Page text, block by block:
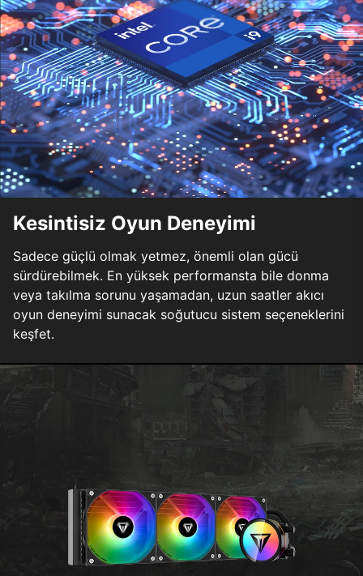
Kesintisiz Oyun Deneyimi
Sadece güçlü olmak yetmez, önemli olan gücü
sürdürebilmek. En yüksek performansta bile donma
veya takılma sorunu yaşamadan, uzun saatler akıcı
oyun deneyimi sunacak soğutucu sistem seçeneklerini
keşfet.